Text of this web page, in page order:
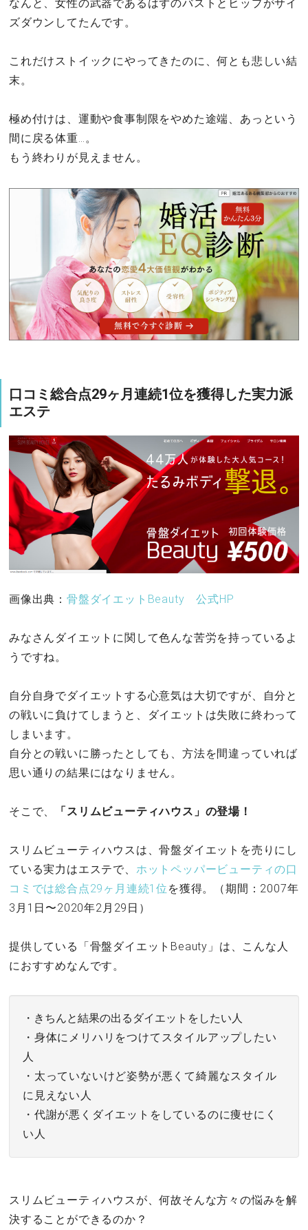
なんと、女性の武器であるはずのバストとヒップがサイ
ズダウンしてたんです。
これだけストイックにやってきたのに、何とも悲しい結
末。
極め付けは、運動や食事制限をやめた途端、あっという
間に戻る体重…。
もう終わりが見えません。
口コミ総合点29ヶ月連続1位を獲得した実力派
エステ
画像出典： 骨盤ダイエットBeauty 公式HP
みなさんダイエットに関して色んな苦労を持っているよ
うですね。
自分自身でダイエットする心意気は大切ですが、自分と
の戦いに負けてしまうと、ダイエットは失敗に終わって
しまいます。
自分との戦いに勝ったとしても、方法を間違っていれば
思い通りの結果にはなりません。
そこで、 「スリムビューティハウス」の登場！
スリムビューティハウスは、骨盤ダイエットを売りにし
ている実力はエステで、 ホットペッパービューティの口
コミでは総合点29ヶ月連続1位 を獲得。（期間：2007年
3月1日〜2020年2月29日）
提供している「骨盤ダイエットBeauty」は、こんな人
におすすめなんです。
・きちんと結果の出るダイエットをしたい人
・身体にメリハリをつけてスタイルアップしたい
人
・太っていないけど姿勢が悪くて綺麗なスタイル
に見えない人
・代謝が悪くダイエットをしているのに痩せにく
い人
スリムビューティハウスが、何故そんな方々の悩みを解
決することができるのか？